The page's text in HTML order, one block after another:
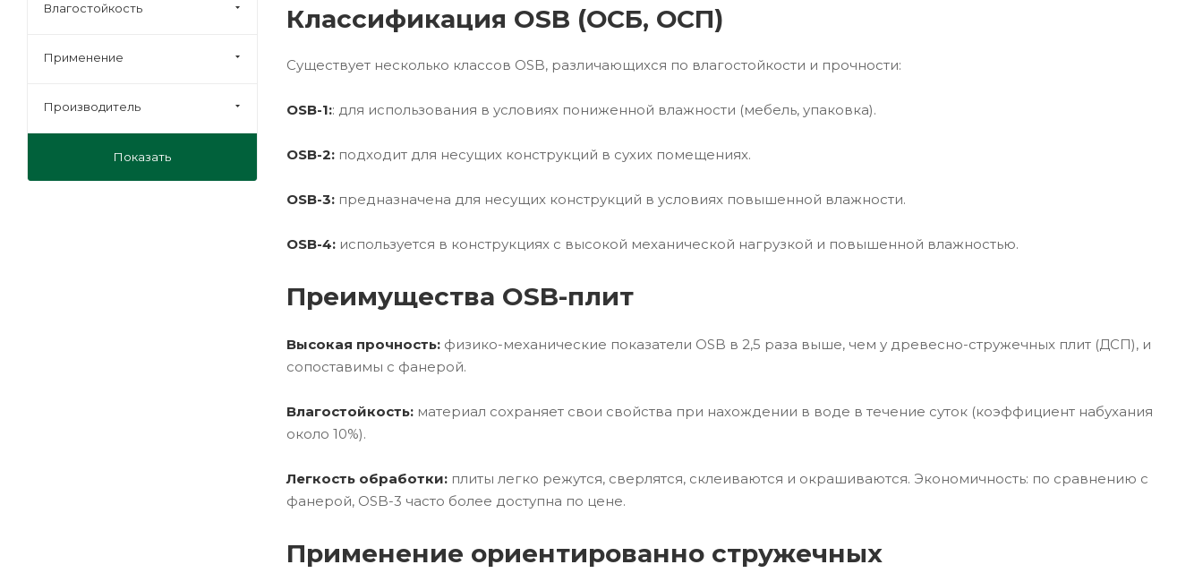
Классификация OSB (ОСБ, ОСП)
Существует несколько классов OSB, различающихся по влагостойкости и прочности:
OSB-1:: для использования в условиях пониженной влажности (мебель, упаковка).
OSB-2: подходит для несущих конструкций в сухих помещениях.
OSB-3: предназначена для несущих конструкций в условиях повышенной влажности.
OSB-4: используется в конструкциях с высокой механической нагрузкой и повышенной влажностью.
Преимущества OSB-плит
Высокая прочность: физико-механические показатели OSB в 2,5 раза выше, чем у древесно-стружечных плит (ДСП), и
сопоставимы с фанерой.
Влагостойкость: материал сохраняет свои свойства при нахождении в воде в течение суток (коэффициент набухания
около 10%).
Легкость обработки: плиты легко режутся, сверлятся, склеиваются и окрашиваются. Экономичность: по сравнению с
фанерой, OSB-3 часто более доступна по цене.
Применение ориентированно стружечных
Влагостойкость
Применение
Производитель
Показать